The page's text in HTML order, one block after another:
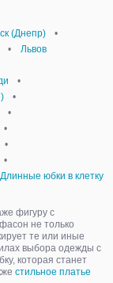
(Днепр)
•
• Львов
•
•
•
•
•
•
Длинные юбки в клетку
фигуру с
не только
те или иные
выбора одежды с
которая станет
стильное платье